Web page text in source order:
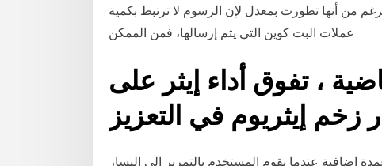
من أنها تطورت بمعدل لإن الرسوم لا ترتبط بكمية
عملات البت كوين التي يتم إرسالها، فمن الممكن
، تفوق أداء إيثر على
إضافية عندما يقوم المستخدم بالتمرير إلى اليسار